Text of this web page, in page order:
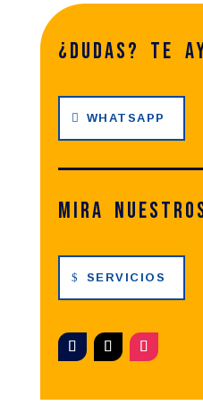
¿dudas? te
WHATSAPP
Mira
SERVICIOS